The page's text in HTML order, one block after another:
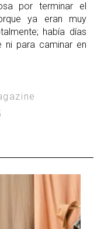
por terminar el
ya eran muy
había días
ni para caminar en